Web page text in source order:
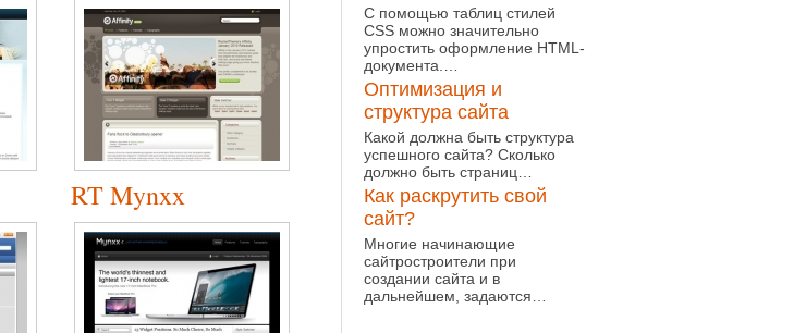
RT Mynxx
С помощью таблиц стилей
CSS можно значительно
упростить оформление HTML-
документа.…
Оптимизация и
структура сайта
Какой должна быть структура
успешного сайта? Сколько
должно быть страниц…
Как раскрутить свой
сайт?
Многие начинающие
сайтростроители при
создании сайта и в
дальнейшем, задаются…